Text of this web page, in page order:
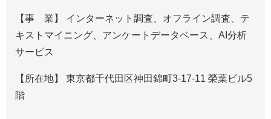
【事 業】 インターネット調査、オフライン調査、テ
キストマイニング、アンケートデータベース、AI分析
サービス
【所在地】 東京都千代田区神田錦町3-17-11 榮葉ビル5
階